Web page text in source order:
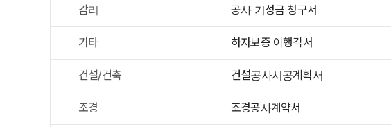
감리 공사 기성금 청구서
기타 하자보증 이행각서
건설/건축 건설공사시공계획서
조경 조경공사계약서